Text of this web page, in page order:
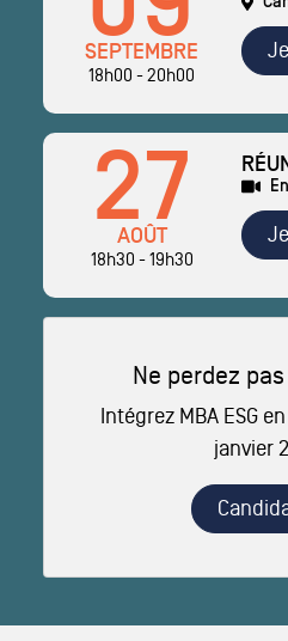
SEPTEMBRE
18h00 - 20h00
27
AOÛT
18h30 - 19h30
Ne perdez
Intégrez MBA ESG
janvier